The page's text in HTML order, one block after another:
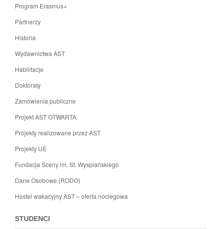
Program Erasmus+
Partnerzy
Historia
Wydawnictwa AST
Habilitacje
Doktoraty
Zamówienia publiczne
Projekt AST OTWARTA
Projekty realizowane przez AST
Projekty UE
Fundacja Sceny im. St. Wyspiańskiego
Dane Osobowe (RODO)
Hostel wakacyjny AST – oferta noclegowa
STUDENCI